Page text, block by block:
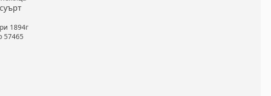
1894г
57465